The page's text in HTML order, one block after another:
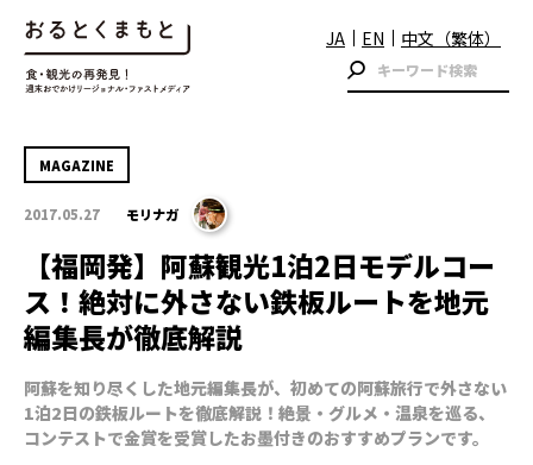
JA EN 中文（繁体）
MAGAZINE
2017.05.27 モリナガ
【福岡発】阿蘇観光1泊2日モデルコー
ス！絶対に外さない鉄板ルートを地元
編集長が徹底解説
阿蘇を知り尽くした地元編集長が、初めての阿蘇旅行で外さない
1泊2日の鉄板ルートを徹底解説！絶景・グルメ・温泉を巡る、
コンテストで金賞を受賞したお墨付きのおすすめプランです。